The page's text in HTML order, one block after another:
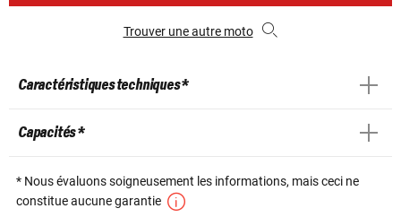
Trouver une autre moto
Caractéristiques techniques *
Capacités *
* Nous évaluons soigneusement les informations, mais ceci ne
constitue aucune garantie